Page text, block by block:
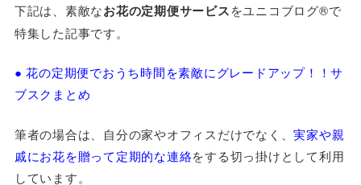
下記は、素敵なお花の定期便サービスをユニコブログ®で
特集した記事です。
● 花の定期便でおうち時間を素敵にグレードアップ！！サ
ブスクまとめ
筆者の場合は、自分の家やオフィスだけでなく、実家や親
戚にお花を贈って定期的な連絡をする切っ掛けとして利用
しています。